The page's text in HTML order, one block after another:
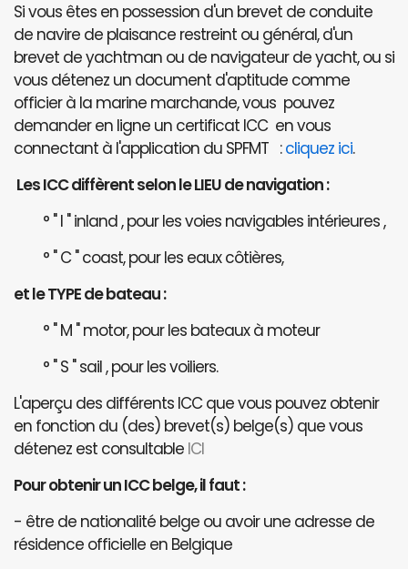
Si vous êtes en possession d'un brevet de conduite
de navire de plaisance restreint ou général, d'un
brevet de yachtman ou de navigateur de yacht, ou si
vous détenez un document d'aptitude comme
officier à la marine marchande, vous pouvez
demander en ligne un certificat ICC en vous
connectant à l'application du SPFMT :cliquez ici.
Les ICC diffèrent selon le LIEU de navigation :
° " I " inland , pour les voies navigables intérieures ,
° " C " coast, pour les eaux côtières,
et le TYPE de bateau :
° " M " motor, pour les bateaux à moteur
° " S " sail , pour les voiliers.
L'aperçu des différents ICC que vous pouvez obtenir
en fonction du (des) brevet(s) belge(s) que vous
détenez est consultable ICI
Pour obtenir un ICC belge, il faut :
- être de nationalité belge ou avoir une adresse de
résidence officielle en Belgique